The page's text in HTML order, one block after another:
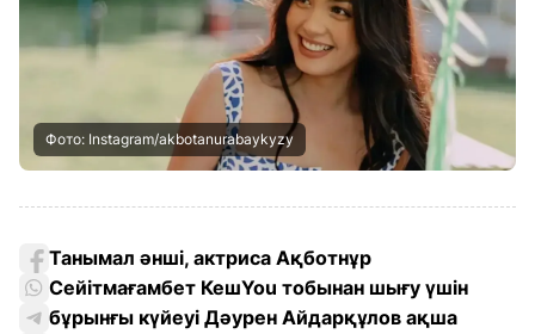
Фото: Instagram/akbotanurabaykyzy
Танымал әнші, актриса Ақботнұр
Сейітмағамбет КешYou тобынан шығу үшін
бұрынғы күйеуі Дәурен Айдарқұлов ақша